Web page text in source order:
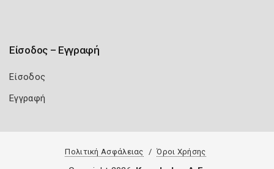
Είσοδος – Εγγραφή
Είσοδος
Εγγραφή
Πολιτική Ασφάλειας Όροι Χρήσης